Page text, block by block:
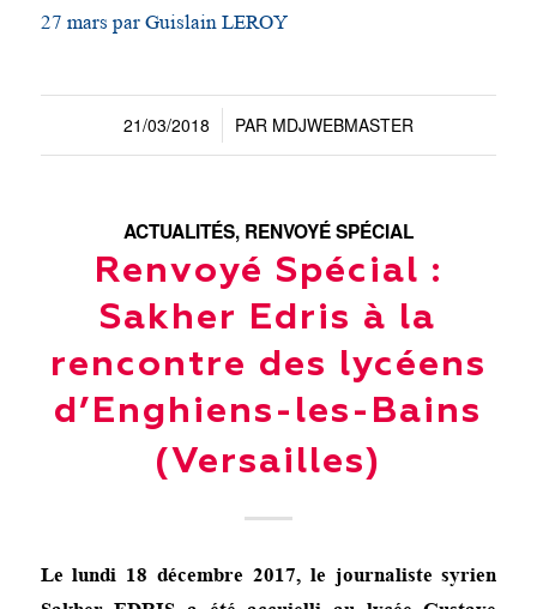
27 mars par Guislain LEROY
21/03/2018
/ PAR MDJWEBMASTER
ACTUALITÉS, RENVOYÉ SPÉCIAL
Renvoyé Spécial :
Sakher Edris à la
rencontre des lycéens
d’Enghiens-les-Bains
(Versailles)
Le lundi 18 décembre 2017, le journaliste syrien